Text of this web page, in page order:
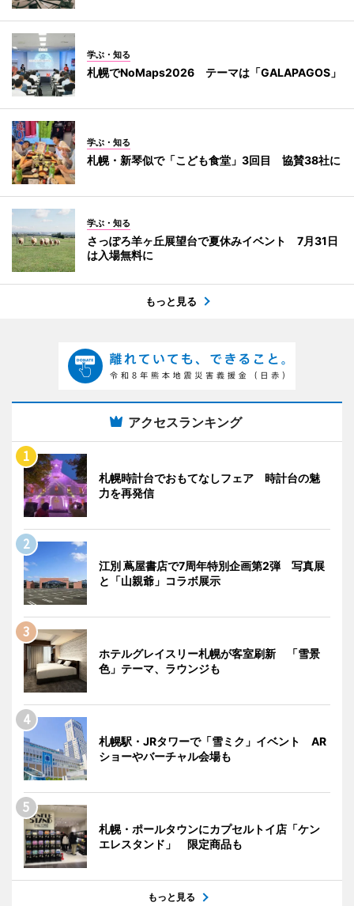
学ぶ・知る
札幌でNoMaps2026 テーマは「GALAPAGOS」
学ぶ・知る
札幌・新琴似で「こども食堂」3回目 協賛38社に
学ぶ・知る
さっぽろ羊ヶ丘展望台で夏休みイベント 7月31日
は入場無料に
もっと見る
アクセスランキング
札幌時計台でおもてなしフェア 時計台の魅
力を再発信
江別 蔦屋書店で7周年特別企画第2弾 写真展
と「山親爺」コラボ展示
ホテルグレイスリー札幌が客室刷新 「雪景
色」テーマ、ラウンジも
札幌駅・JRタワーで「雪ミク」イベント AR
ショーやバーチャル会場も
札幌・ポールタウンにカプセルトイ店「ケン
エレスタンド」 限定商品も
もっと見る